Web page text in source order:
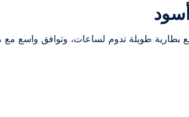
بطارية طويلة تدوم لساعات، وتوافق واسع